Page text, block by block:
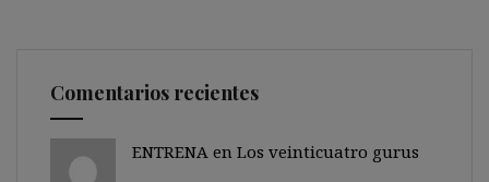
Comentarios recientes
ENTRENA en Los veinticuatro gurus